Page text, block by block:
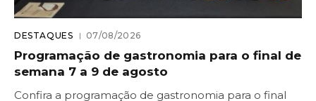
DESTAQUES 07/08/2026
Programação de gastronomia para o final de
semana 7 a 9 de agosto
Confira a programação de gastronomia para o final